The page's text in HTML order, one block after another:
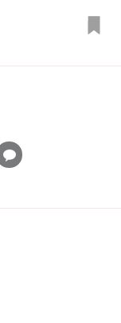
성을 실감하고 여기
다. 피지컬AI가 근미
를 말이죠.